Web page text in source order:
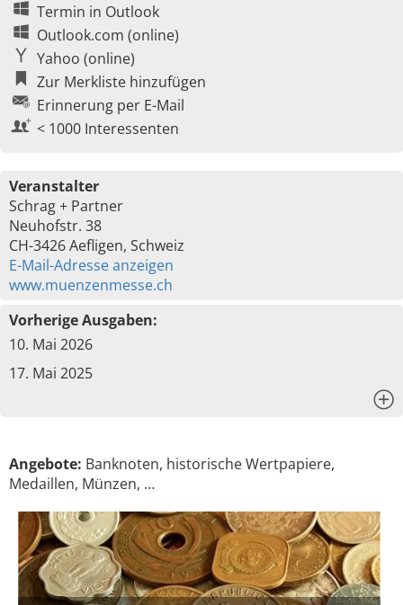
Termin in Outlook
Outlook.com (online)
Yahoo (online)
Zur Merkliste hinzufügen
Erinnerung per E-Mail
< 1000 Interessenten
Veranstalter
Schrag + Partner
Neuhofstr. 38
CH-3426 Aefligen, Schweiz
E-Mail-Adresse anzeigen
www.muenzenmesse.ch
Vorherige Ausgaben:
10. Mai 2026
17. Mai 2025
Angebote: Banknoten, historische Wertpapiere,
Medaillen, Münzen, …